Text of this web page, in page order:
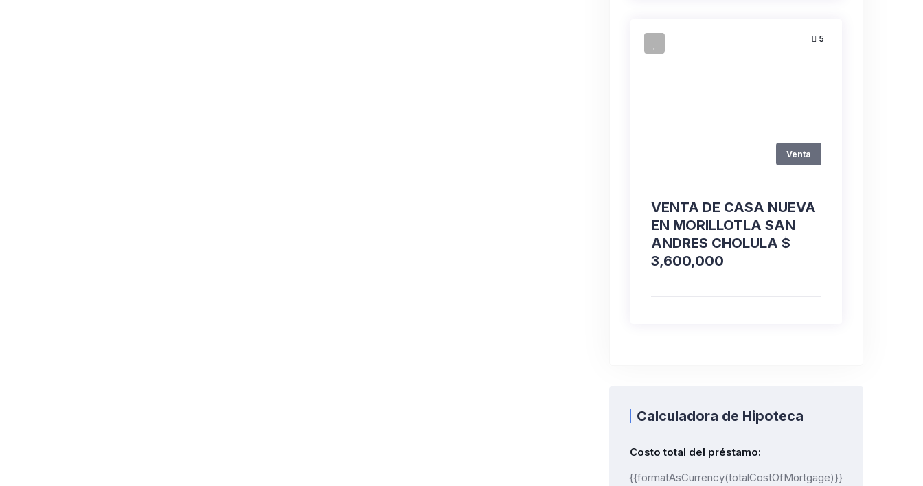
5
Venta
VENTA DE CASA NUEVA
EN MORILLOTLA SAN
ANDRES CHOLULA $
3,600,000
Calculadora de Hipoteca
Costo total del préstamo:
{{formatAsCurrency(totalCostOfMortgage)}}